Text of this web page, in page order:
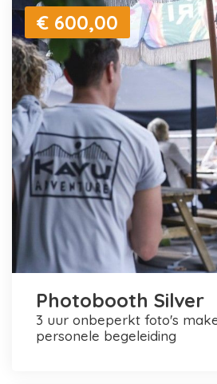
€ 600,00
Photobooth Silver
3 uur onbeperkt foto's maken en printen +
personele begeleiding